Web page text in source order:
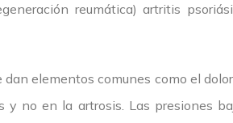
reumática) artritis
elementos comunes como el
no en la artrosis. Las presiones